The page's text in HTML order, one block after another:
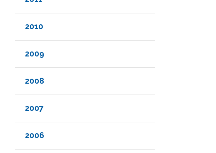
2010
2009
2008
2007
2006